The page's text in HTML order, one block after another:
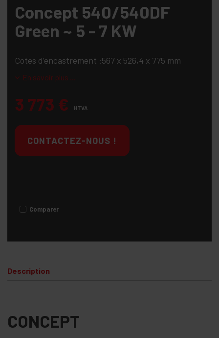
Concept 540/540DF
Green ~ 5 - 7 KW
Cotes d’encastrement :567 x 526,4 x 775 mm
En savoir plus ...
3 773 € HTVA
CONTACTEZ-NOUS !
Comparer
Description
CONCEPT